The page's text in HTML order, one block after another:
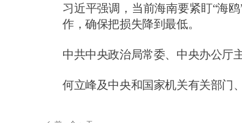
习近平强调，当前海南要紧盯“海
作，确保把损失降到最低。
中共中央政治局常委、中央办公厅
何立峰及中央和国家机关有关部门